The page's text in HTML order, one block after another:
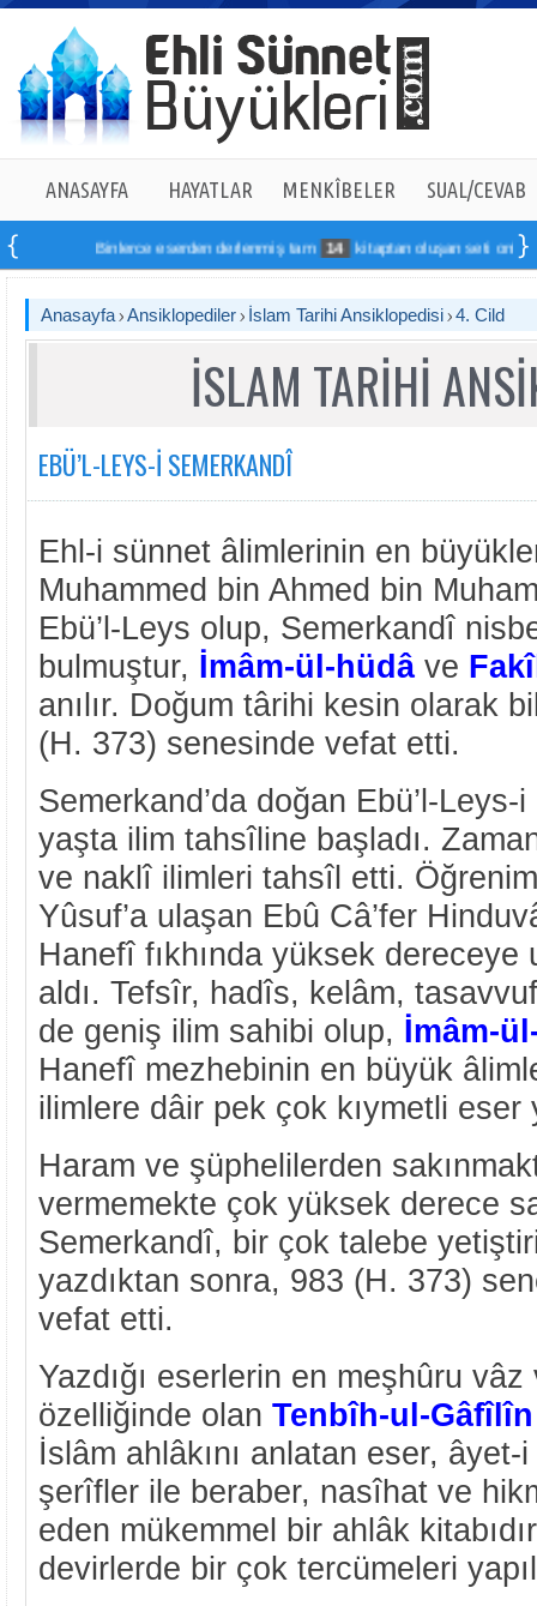
ANASAYFA HAYATLAR MENKÎBELER SUAL/CEVAB
Binlerce eserden derlenmiş tam 14 kitaptan oluşan seti online
Anasayfa Ansiklopediler İslam Tarihi Ansiklopedisi 4. Cild
İSLAM TARİHİ
EBÜ’L-LEYS-İ SEMERKANDÎ
Ehl-i sünnet âlimlerinin en
Muhammed bin Ahmed bin
Ebü’l-Leys olup, Semerkandî
bulmuştur, İmâm-ül-hüdâ ve
anılır. Doğum târihi kesin olarak
(H. 373) senesinde vefat etti.
Semerkand’da doğan Ebü’l-
yaşta ilim tahsîline başladı.
ve naklî ilimleri tahsîl etti.
Yûsuf’a ulaşan Ebû Câ’fer
Hanefî fıkhında yüksek dereceye
aldı. Tefsîr, hadîs, kelâm,
de geniş ilim sahibi olup, İmâm-
Hanefî mezhebinin en büyük
ilimlere dâir pek çok kıymetli eser
Haram ve şüphelilerden
vermemekte çok yüksek derece
Semerkandî, bir çok talebe
yazdıktan sonra, 983 (H. 373)
vefat etti.
Yazdığı eserlerin en meşhûru
özelliğinde olan Tenbîh-ul-Gâfîlîn
İslâm ahlâkını anlatan eser,
şerîfler ile beraber, nasîhat ve
eden mükemmel bir ahlâk
devirlerde bir çok tercümeleri